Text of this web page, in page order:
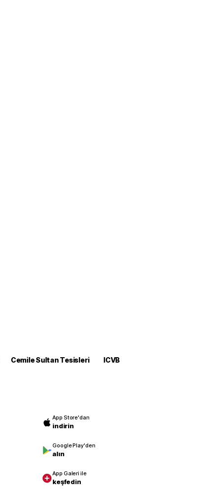
Cemile Sultan Tesisleri
ICVB
App Store'dan
indirin
Google Play'den
alın
App Galeri ile
keşfedin